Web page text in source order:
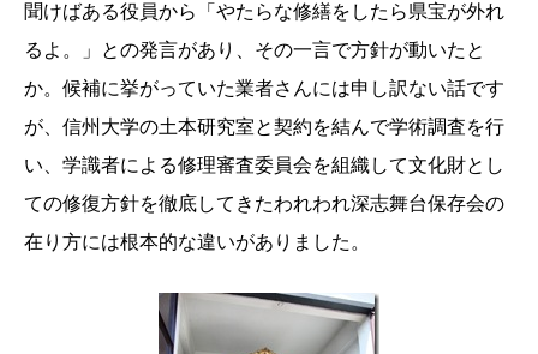
聞けばある役員から「やたらな修繕をしたら県宝が外れ
るよ。」との発言があり、その一言で方針が動いたと
か。候補に挙がっていた業者さんには申し訳ない話です
が、信州大学の土本研究室と契約を結んで学術調査を行
い、学識者による修理審査委員会を組織して文化財とし
ての修復方針を徹底してきたわれわれ深志舞台保存会の
在り方には根本的な違いがありました。